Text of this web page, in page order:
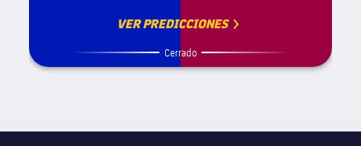
VER PREDICCIONES
Cerrado